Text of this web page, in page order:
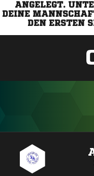
ANGELEGT.
DEINE
DEN ERSTEN